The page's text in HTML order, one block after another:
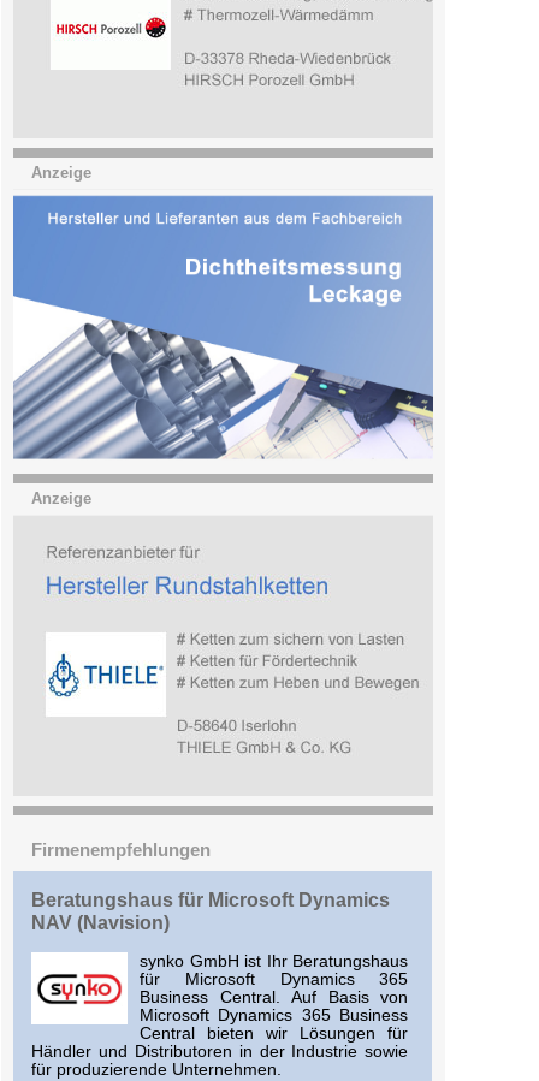
Anzeige
Anzeige
Firmenempfehlungen
Beratungshaus für Microsoft Dynamics
NAV (Navision)
synko GmbH ist Ihr Beratungshaus
für Microsoft Dynamics 365
Business Central. Auf Basis von
Microsoft Dynamics 365 Business
Central bieten wir Lösungen für
Händler und Distributoren in der Industrie sowie
für produzierende Unternehmen.